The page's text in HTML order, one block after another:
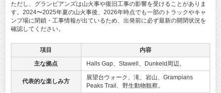
ただし、グランピアンズは山火事や復旧工事の影響を受けることがありま
す。2024〜2025年夏の山火事後、2026年時点でも一部のトラックやキャ
ンプ場に閉鎖・工事情報が出ているため、出発前に必ず最新の開閉状況を
確認してください。
項目
内容
主な拠点
Halls Gap、Stawell、Dunkeld周辺。
代表的な楽しみ方
展望台ウォーク、滝、岩山、Grampians
Peaks Trail、野生動物観察。